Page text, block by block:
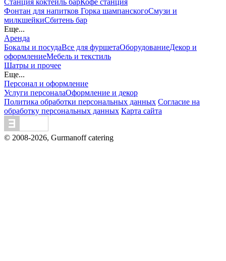
Фонтан для напитков Горка шампанскогоСмузи и
милкшейкиСбитень бар
Еще...
Аренда
Бокалы и посудаВсе для фуршетаОборудованиеДекор и
оформлениеМебель и текстиль
Шатры и прочее
Еще...
Персонал и оформление
Услуги персоналаОформление и декор
Политика обработки персональных данных Согласие на
обработку персональных данных Карта сайта
© 2008-2026, Gurmanoff catering